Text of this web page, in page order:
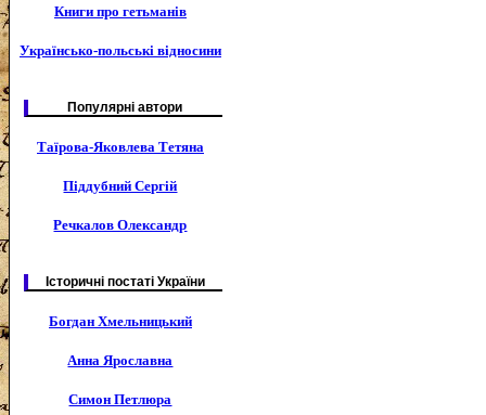
Книги про гетьманів
Українсько-польські відносини
Популярні автори
Таїрова-Яковлева Тетяна
Піддубний Сергій
Речкалов Олександр
Історичні постаті України
Богдан Хмельницький
Анна Ярославна
Симон Петлюра